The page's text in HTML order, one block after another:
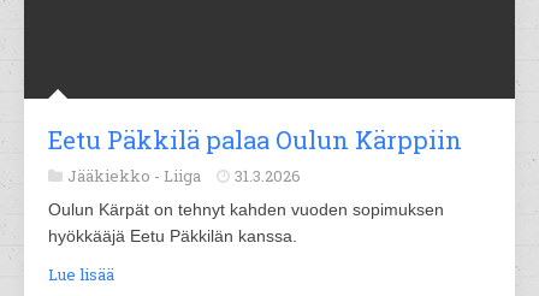
Eetu Päkkilä palaa Oulun Kärppiin
Jääkiekko - Liiga 31.3.2026
Oulun Kärpät on tehnyt kahden vuoden sopimuksen
hyökkääjä Eetu Päkkilän kanssa.
Lue lisää